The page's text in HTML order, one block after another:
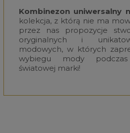
Kombinezon uniwersalny
kolekcja, z którą nie ma
przez nas propozycje
oryginalnych i
modowych, w których
wybiegu mody
światowej marki!